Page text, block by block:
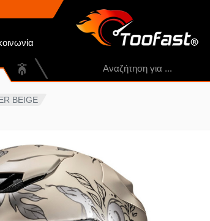
BEIGE